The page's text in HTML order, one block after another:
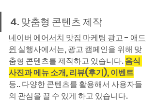
4. 맞춤형 콘텐츠 제작
네이버 에어서치 맛집 마케팅 광고 - 애드
윈 실행사에서는, 광고 캠페인을 위해 맞
춤형 콘텐츠를 제작하고 있습니다. 음식
사진과 메뉴 소개, 리뷰(후기), 이벤트
등.. 다양한 콘텐츠를 활용해서 사용자들
의 관심을 끌 수 있게 하고 있습니다.